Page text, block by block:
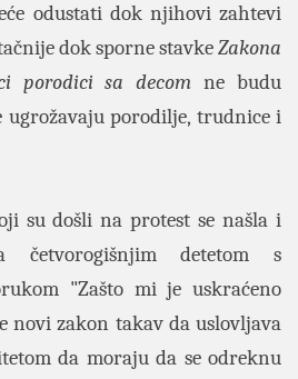
odustati dok njihovi zahtevi
dok sporne stavkeZakona
porodici sa decom ne budu
ugrožavaju porodilje, trudnice i
su došli na protest se našla i
četvorogišnjim detetom s
"Zašto mi je uskraćeno
novi zakon takav da uslovljava
da moraju da se odreknu